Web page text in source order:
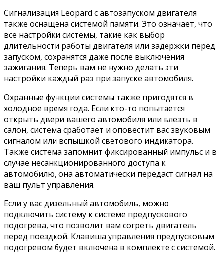
Сигнализация Leopard с автозапуском двигателя
также оснащена системой памяти. Это означает, что
все настройки системы, такие как выбор
длительности работы двигателя или задержки перед
запуском, сохранятся даже после выключения
зажигания. Теперь вам не нужно делать эти
настройки каждый раз при запуске автомобиля.
Охранные функции системы также пригодятся в
холодное время года. Если кто-то попытается
открыть двери вашего автомобиля или влезть в
салон, система сработает и оповестит вас звуковым
сигналом или вспышкой светового индикатора.
Также система запомнит фиксированный импульс и в
случае несанкционированного доступа к
автомобилю, она автоматически передаст сигнал на
ваш пульт управления.
Если у вас дизельный автомобиль, можно
подключить систему к системе предпускового
подогрева, что позволит вам согреть двигатель
перед поездкой. Клавиша управления предпусковым
подогревом будет включена в комплекте с системой.